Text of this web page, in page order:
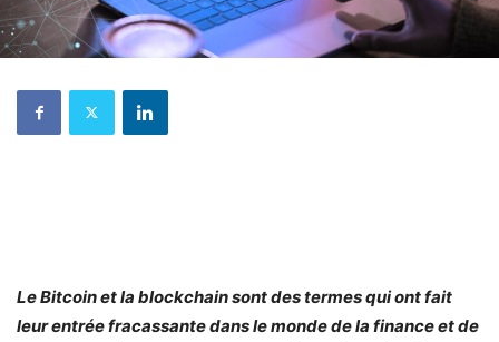
Le Bitcoin et la blockchain sont des termes qui ont fait
leur entrée fracassante dans le monde de la finance et de